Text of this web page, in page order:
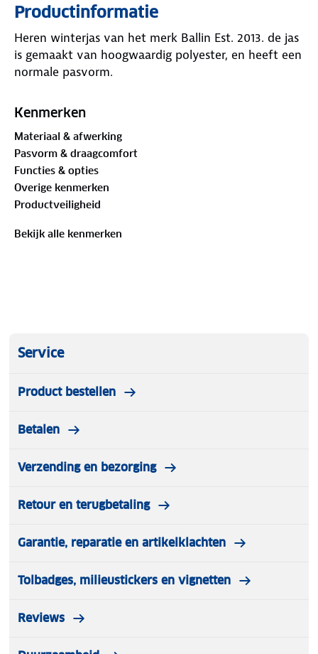
Productinformatie
Heren winterjas van het merk Ballin Est. 2013. de jas
is gemaakt van hoogwaardig polyester, en heeft een
normale pasvorm.
Kenmerken
Materiaal & afwerking
Pasvorm & draagcomfort
Functies & opties
Overige kenmerken
Productveiligheid
Bekijk alle kenmerken
Service
Product bestellen
Betalen
Verzending en bezorging
Retour en terugbetaling
Garantie, reparatie en artikelklachten
Tolbadges, milieustickers en vignetten
Reviews